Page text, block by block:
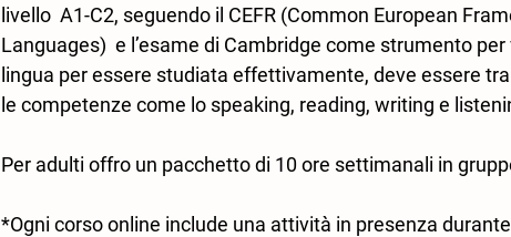
livello  A1-C2, seguendo il CEFR (Common European
Languages)  e l’esame di Cambridge come strumento
lingua per essere studiata effettivamente, deve essere
le competenze come lo speaking, reading, writing e
Per adulti offro un pacchetto di 10 ore settimanali in
*Ogni corso online include una attività in presenza